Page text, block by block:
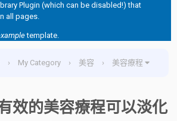
Plugin (which can be disabled!) that
all pages.
template.
› My Category › 美容 › 美容療程
效的美容療程可以淡化